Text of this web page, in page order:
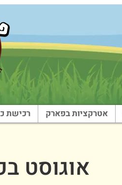
אטרקציות בפארק רכישת
אוגוסט